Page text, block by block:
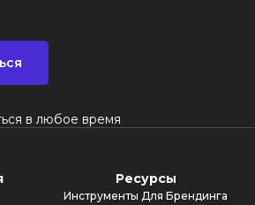
в любое время
Ресурсы
Инструменты Для Брендинга